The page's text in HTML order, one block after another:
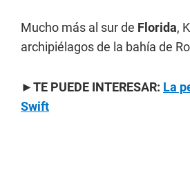
Mucho más al sur de Florida,
archipiélagos de la bahía de
►TE PUEDE INTERESAR: La
Swift